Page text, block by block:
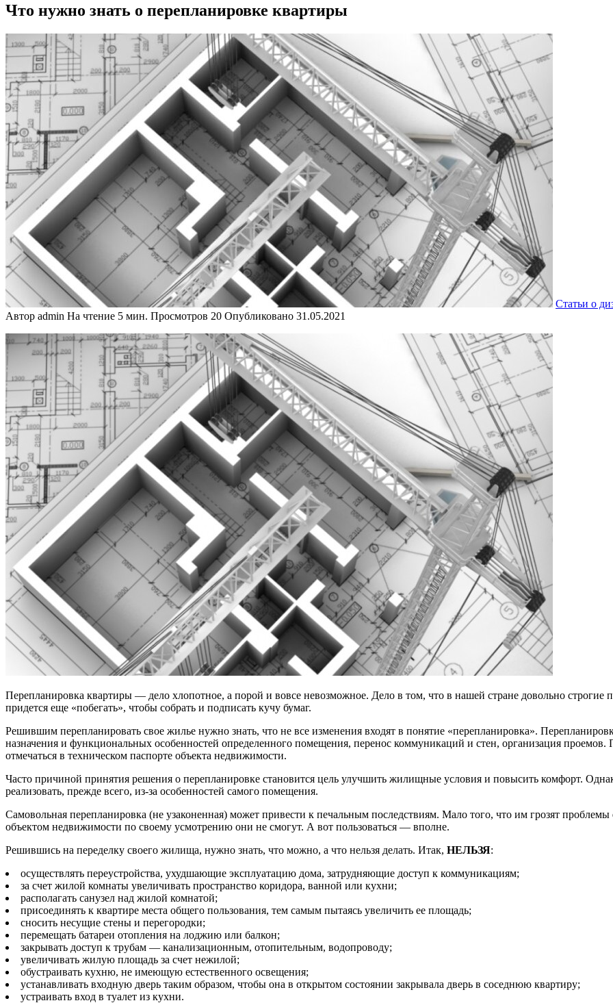
Что нужно знать о перепланировке квартиры
Статьи о
Автор admin На чтение 5 мин. Просмотров 20 Опубликовано 31.05.2021
Перепланировка квартиры — дело хлопотное, а порой и вовсе невозможное. Дело в том, что в нашей стране довольно
придется еще «побегать», чтобы собрать и подписать кучу бумаг.
Решившим перепланировать свое жилье нужно знать, что не все изменения входят в понятие «перепланировка».
назначения и функциональных особенностей определенного помещения, перенос коммуникаций и стен, организация
отмечаться в техническом паспорте объекта недвижимости.
Часто причиной принятия решения о перепланировке становится цель улучшить жилищные условия и повысить комфорт.
реализовать, прежде всего, из-за особенностей самого помещения.
Самовольная перепланировка (не узаконенная) может привести к печальным последствиям. Мало того, что им грозят
объектом недвижимости по своему усмотрению они не смогут. А вот пользоваться — вполне.
Решившись на переделку своего жилища, нужно знать, что можно, а что нельзя делать. Итак, НЕЛЬЗЯ:
осуществлять переустройства, ухудшающие эксплуатацию дома, затрудняющие доступ к коммуникациям;
за счет жилой комнаты увеличивать пространство коридора, ванной или кухни;
располагать санузел над жилой комнатой;
присоединять к квартире места общего пользования, тем самым пытаясь увеличить ее площадь;
сносить несущие стены и перегородки;
перемещать батареи отопления на лоджию или балкон;
закрывать доступ к трубам — канализационным, отопительным, водопроводу;
увеличивать жилую площадь за счет нежилой;
обустраивать кухню, не имеющую естественного освещения;
устанавливать входную дверь таким образом, чтобы она в открытом состоянии закрывала дверь в соседнюю квартиру;
устраивать вход в туалет из кухни.